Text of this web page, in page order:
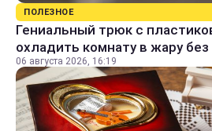
ПОЛЕЗНОЕ
Гениальный трюк с
охладить комнату в жару
06 августа 2026, 16:19